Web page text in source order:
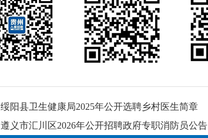
绥阳县卫生健康局2025年公开选聘乡村医生简章
遵义市汇川区2026年公开招聘政府专职消防员公告